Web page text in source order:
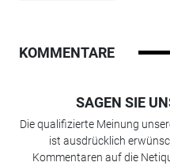
KOMMENTARE
SAGEN SIE
Die qualifizierte Meinung
ist ausdrücklich
Kommentaren auf die